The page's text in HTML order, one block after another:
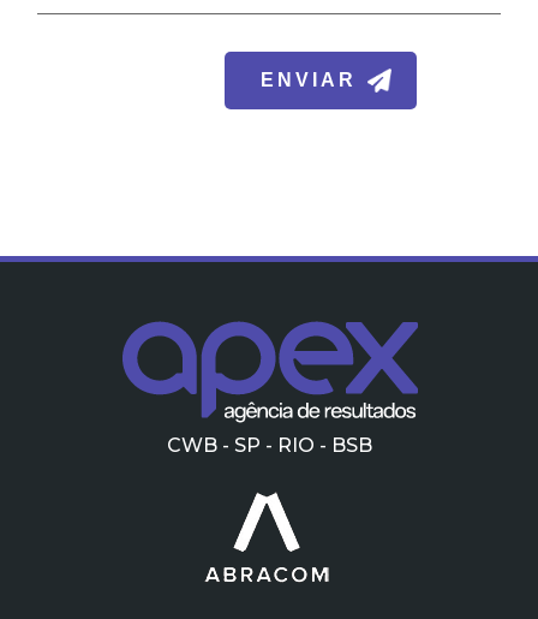
CWB - SP - RIO - BSB